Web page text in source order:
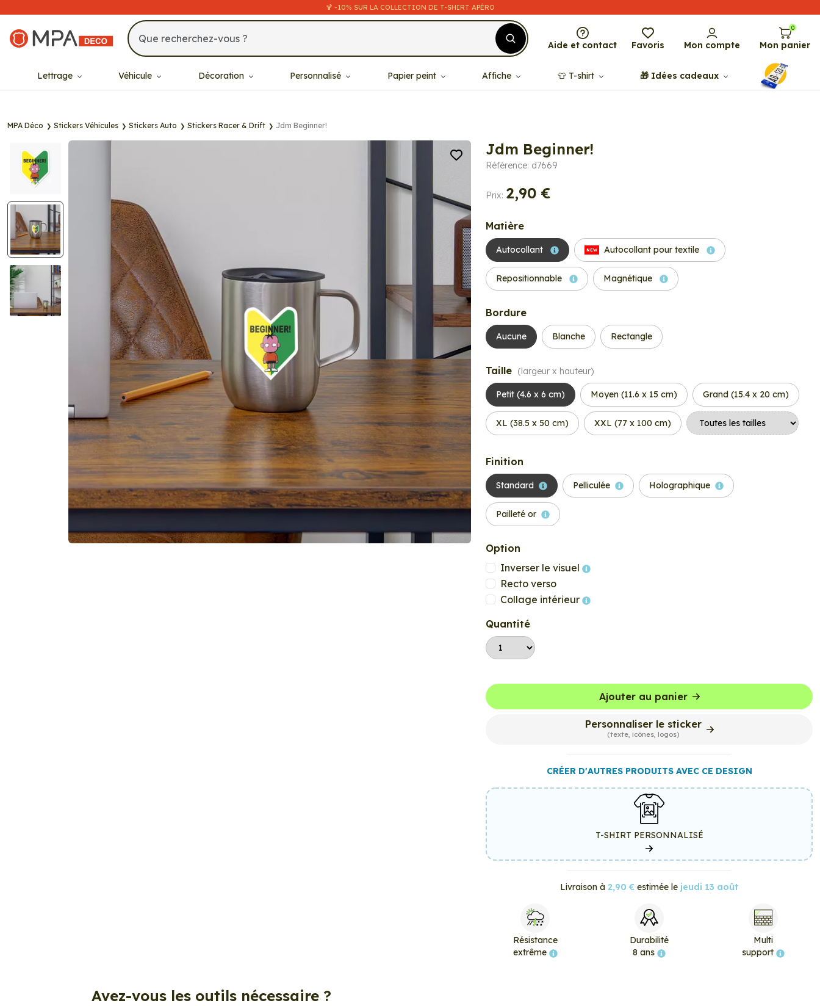
🍹 -10% SUR LA COLLECTION DE T-SHIRT APÉRO
MPA Déco
Aide et contact Favoris Mon compte
0
Mon panier
Lettrage Véhicule Décoration Personnalisé Papier peint Affiche 👕​​ T-shirt 🎁​ Idées cadeaux
MPA Déco Stickers Véhicules Stickers Auto Stickers Racer & Drift Jdm Beginner!
Jdm Beginner!
Référence: d7669
Prix: 2,90 €
Matière
Autocollant NEW Autocollant pour textile
Repositionnable Magnétique
Bordure
Aucune Blanche Rectangle
Taille (largeur x hauteur)
Petit (4.6 x 6 cm) Moyen (11.6 x 15 cm) Grand (15.4 x 20 cm)
XL (38.5 x 50 cm) XXL (77 x 100 cm)
Finition
Standard Pelliculée Holographique
Pailleté or
Option
Inverser le visuel
Recto verso
Collage intérieur
Quantité
Ajouter au panier
Personnaliser le sticker
(texte, icônes, logos)
CRÉER D'AUTRES PRODUITS AVEC CE DESIGN
T-SHIRT PERSONNALISÉ
Livraison à 2,90 € estimée le jeudi 13 août
Résistance
extrême
Durabilité
8 ans
Multi
support
Avez-vous les outils nécessaire ?